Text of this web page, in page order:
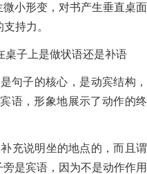
小形变，对书产生垂直桌面
持力。
桌子上是做状语还是补语
句子的核心，是动宾结构，
语，形象地展示了动作的终
充说明坐的地点的，而且谓
是宾语，因为不是动作作用